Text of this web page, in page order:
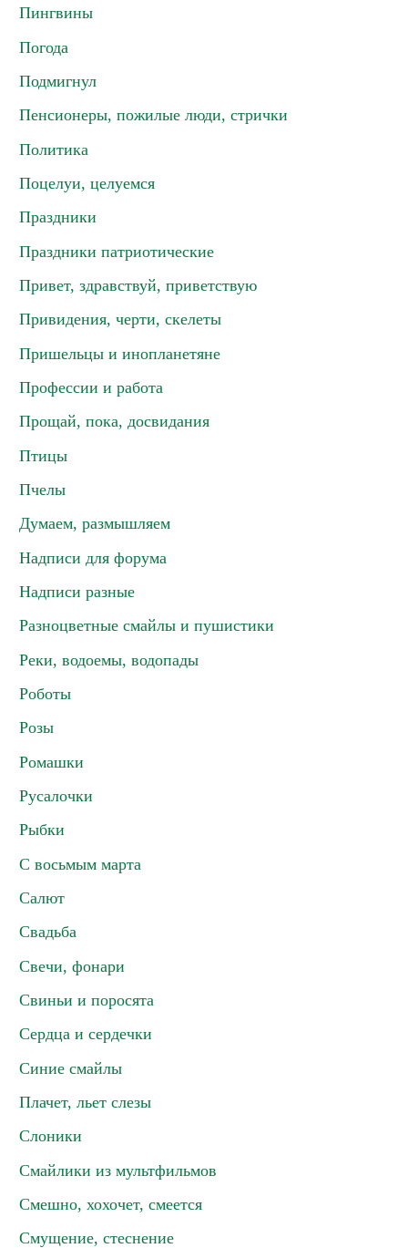
Пингвины
Погода
Подмигнул
Пенсионеры, пожилые люди, стрички
Политика
Поцелуи, целуемся
Праздники
Праздники патриотические
Привет, здравствуй, приветствую
Привидения, черти, скелеты
Пришельцы и инопланетяне
Профессии и работа
Прощай, пока, досвидания
Птицы
Пчелы
Думаем, размышляем
Надписи для форума
Надписи разные
Разноцветные смайлы и пушистики
Реки, водоемы, водопады
Роботы
Розы
Ромашки
Русалочки
Рыбки
С восьмым марта
Салют
Свадьба
Свечи, фонари
Свиньи и поросята
Сердца и сердечки
Синие смайлы
Плачет, льет слезы
Слоники
Смайлики из мультфильмов
Смешно, хохочет, смеется
Смущение, стеснение